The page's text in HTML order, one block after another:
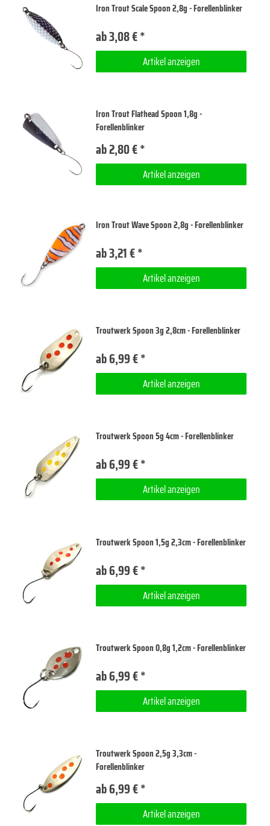
Iron Trout Scale Spoon 2,8g - Forellenblinker
ab 3,08 € *
Artikel anzeigen
Iron Trout Flathead Spoon 1,8g -
Forellenblinker
ab 2,80 € *
Artikel anzeigen
Iron Trout Wave Spoon 2,8g - Forellenblinker
ab 3,21 € *
Artikel anzeigen
Troutwerk Spoon 3g 2,8cm - Forellenblinker
ab 6,99 € *
Artikel anzeigen
Troutwerk Spoon 5g 4cm - Forellenblinker
ab 6,99 € *
Artikel anzeigen
Troutwerk Spoon 1,5g 2,3cm - Forellenblinker
ab 6,99 € *
Artikel anzeigen
Troutwerk Spoon 0,8g 1,2cm - Forellenblinker
ab 6,99 € *
Artikel anzeigen
Troutwerk Spoon 2,5g 3,3cm -
Forellenblinker
ab 6,99 € *
Artikel anzeigen